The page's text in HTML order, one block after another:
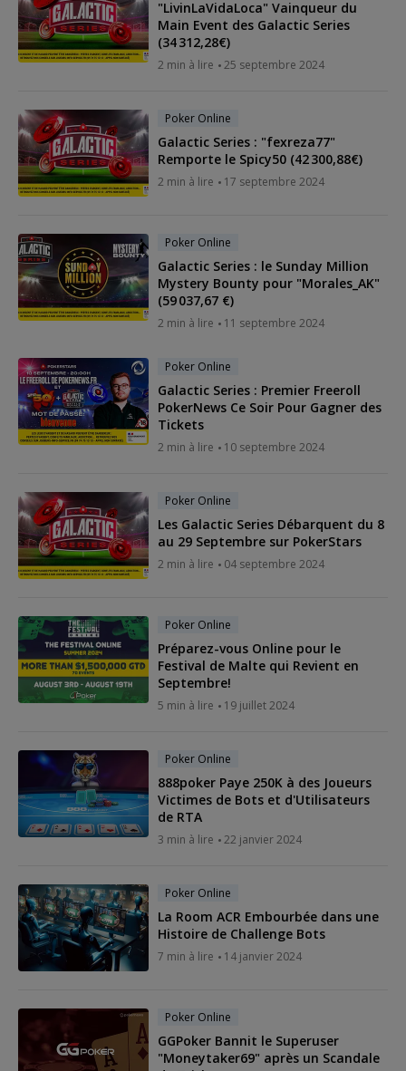
"LivinLaVidaLoca" Vainqueur du
Main Event des Galactic Series
(34 312,28€)
2 min à lire 25 septembre 2024
Poker Online
Galactic Series : "fexreza77"
Remporte le Spicy50 (42 300,88€)
2 min à lire 17 septembre 2024
Poker Online
Galactic Series : le Sunday Million
Mystery Bounty pour "Morales_AK"
(59 037,67 €)
2 min à lire 11 septembre 2024
Poker Online
Galactic Series : Premier Freeroll
PokerNews Ce Soir Pour Gagner des
Tickets
2 min à lire 10 septembre 2024
Poker Online
Les Galactic Series Débarquent du 8
au 29 Septembre sur PokerStars
2 min à lire 04 septembre 2024
Poker Online
Préparez-vous Online pour le
Festival de Malte qui Revient en
Septembre!
5 min à lire 19 juillet 2024
Poker Online
888poker Paye 250K à des Joueurs
Victimes de Bots et d'Utilisateurs
de RTA
3 min à lire 22 janvier 2024
Poker Online
La Room ACR Embourbée dans une
Histoire de Challenge Bots
7 min à lire 14 janvier 2024
Poker Online
GGPoker Bannit le Superuser
"Moneytaker69" après un Scandale